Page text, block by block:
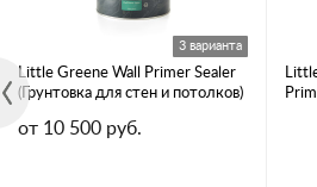
3 варианта
Little Greene Wall Primer Sealer
(Грунтовка для стен и потолков)
от 10 500 руб.